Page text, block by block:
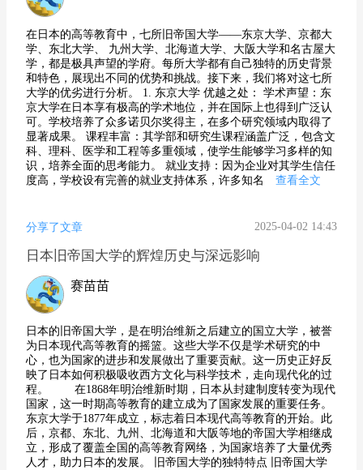
在日本的高等教育中，七所旧帝国大学——东京大学、京都大
学、东北大学、 九州大学、北海道大学、大阪大学和名古屋大
学，都是极具声望的学府。每所大学都有自己独特的历史背景
和特色，展现出不同的优势和挑战。接下来，我们将对这七所
大学的优劣进行分析。 1. 东京大学 优越之处： 学术声望：东
京大学在日本享有极高的学术地位，并在国际上也得到广泛认
可。学校培养了众多诺贝尔奖得主，在多个研究领域内取得了
显著成果。 课程丰富：其学部和研究生课程涵盖广泛，包含文
科、理科、医学和工程等多重领域，使学生能够学习多样的知
识，培养全面的思考能力。 就业支持：因为企业对其学生信任
度高，学校设有完善的就业支持体系，许多知名
查看全文
分享了文章 2025-04-02 14:43
日本旧帝国大学的辉煌历史与深远影响
赛苗苗
日本的旧帝国大学，是在明治维新之后建立的国立大学，被誉
为日本现代高等教育的摇篮。这些大学不仅是学术研究的中
心，也为国家的进步和发展做出了重要贡献。这一历史正好反
映了日本如何积极吸收西方文化与科学技术，走向现代化的过
程。 在1868年明治维新时期，日本从封建制度转变为现代
国家，这一时期高等教育的建立成为了国家发展的重要任务。
东京大学于1877年成立，标志着日本现代高等教育的开始。此
后，京都、东北、九州、北海道和大阪等地的帝国大学相继成
立，形成了覆盖全国的高等教育网络，为国家培养了大量优秀
人才，助力日本的发展。 旧帝国大学的独特特点 旧帝国大学